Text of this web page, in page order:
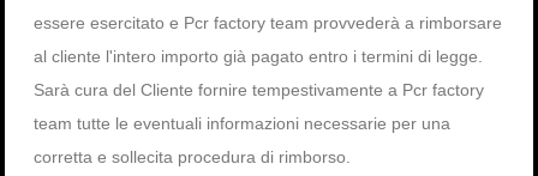
essere esercitato e Pcr factory team provvederà a rimborsare
al cliente l'intero importo già pagato entro i termini di legge.
Sarà cura del Cliente fornire tempestivamente a Pcr factory
team tutte le eventuali informazioni necessarie per una
corretta e sollecita procedura di rimborso.